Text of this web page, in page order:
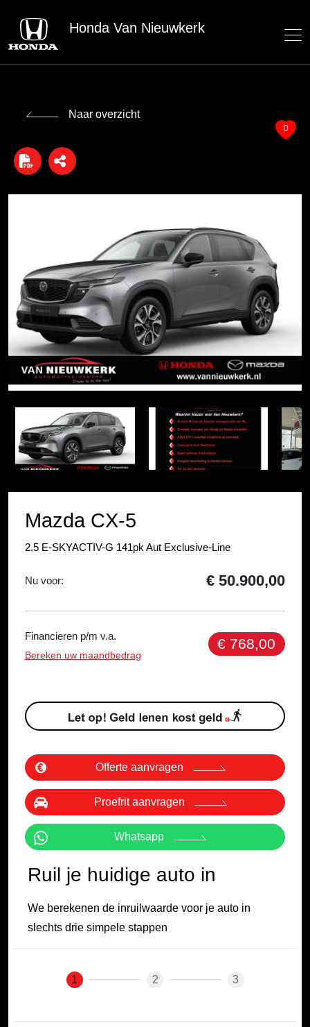
Honda Van Nieuwkerk
Naar overzicht
Item
Item
Mazda CX-5
2.5 E-SKYACTIV-G 141pk Aut Exclusive-Line
Nu voor: € 50.900,00
Financieren p/m v.a. € 768,00
Bereken uw maandbedrag
Offerte aanvragen
Proefrit aanvragen
Whatsapp
0